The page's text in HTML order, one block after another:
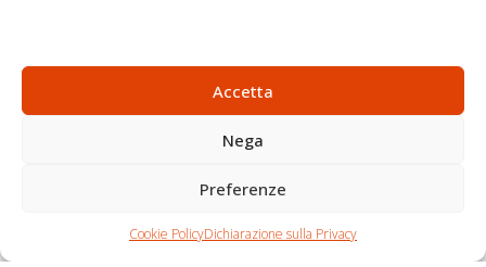
Accetta
Nega
Preferenze
Cookie PolicyDichiarazione sulla Privacy
06 9522 7890
info@studioargari.it
P.I. 17504191002
Seguici
Shop